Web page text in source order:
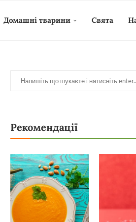
Домашні тварини Свята
Рекомендації